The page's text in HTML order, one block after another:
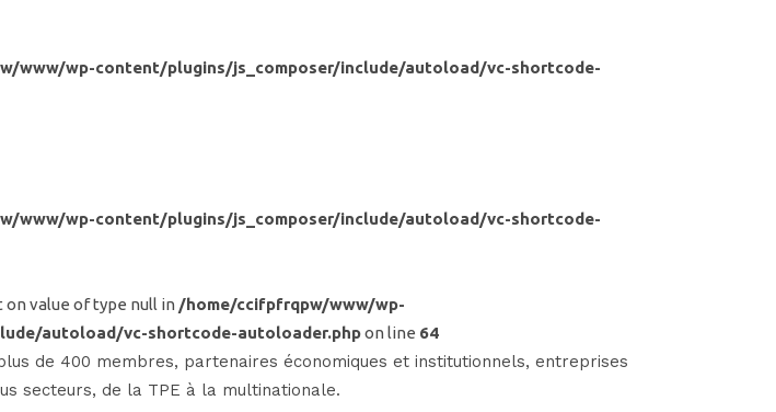
www/wp-content/plugins/js_composer/include/autoload/vc-shortcode-
www/wp-content/plugins/js_composer/include/autoload/vc-shortcode-
on value of type null in /home/ccifpfrqpw/www/wp-
autoload/vc-shortcode-autoloader.phpon line 64
de 400 membres, partenaires économiques et institutionnels, entreprises
secteurs, de la TPE à la multinationale.